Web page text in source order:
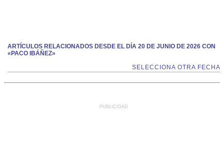
ARTÍCULOS RELACIONADOS DESDE EL DÍA 20 DE JUNIO DE 2026 CON
«PACO IBÁÑEZ»
SELECCIONA OTRA FECHA
PUBLICIDAD